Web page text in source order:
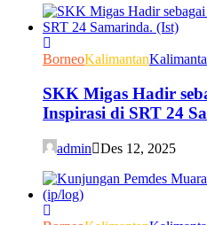
BorneoKalimantan
SKK Migas Hadir
Inspirasi di SRT 24
admin Des 12, 2025